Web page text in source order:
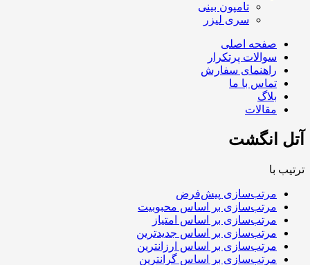
تامپون بینی
سری لیزر
صفحه اصلی
سوالات پرتکرار
راهنمای سفارش
تماس با ما
بلاگ
مقالات
آتل انگشت
ترتیب با
مرتب‌سازی پیش‌فرض
مرتب‌سازی بر اساس محبوبیت
مرتب‌سازی بر اساس امتیاز
مرتب‌سازی بر اساس جدیدترین
مرتب‌سازی بر اساس ارزانترین
مرتب‌سازی بر اساس گرانترین